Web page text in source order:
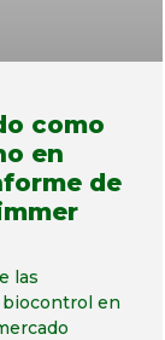
como
en
de
las
en